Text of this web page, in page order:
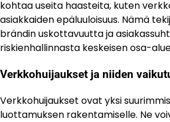
kohtaa useita haasteita, kuten
asiakkaiden epäluuloisuus. Nämä
brändin uskottavuutta ja
riskienhallinnasta keskeisen osa-
Verkkohuijaukset ja niiden
Verkkohuijaukset ovat yksi
luottamuksen rakentamiselle. Ne